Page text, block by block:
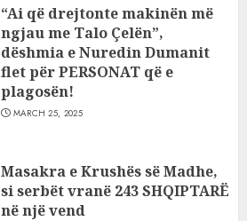
“Ai që drejtonte makinën më
ngjau me Talo Çelën”,
dëshmia e Nuredin Dumanit
flet për PERSONAT që e
plagosën!
MARCH 25, 2025
Masakra e Krushës së Madhe,
si serbët vranë 243 SHQIPTARË
në një vend